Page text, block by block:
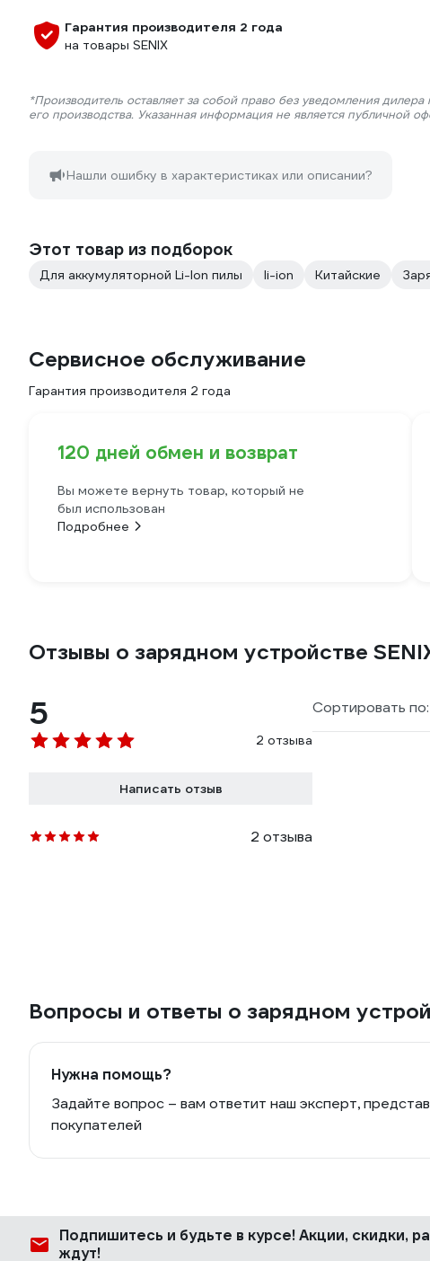
Гарантия производителя 2 года
на товары SENIX
*Производитель оставляет за собой право без уведомления
его производства. Указанная информация не является публичной
Нашли ошибку в характеристиках или описании?
Этот товар из подборок
Для аккумуляторной Li-Ion пилы li-ion Китайские
Сервисное обслуживание
Гарантия производителя 2 года
120 дней обмен и возврат
Вы можете вернуть товар, который не
был использован
Подробнее
Отзывы о зарядном устройстве
5
2 отзыва
Написать отзыв
2 отзыва
Сортировать по:
Вопросы и ответы о зарядном
Нужна помощь?
Задайте вопрос – вам ответит наш эксперт,
покупателей
Подпишитесь и будьте в курсе! Акции, скидки,
ждут!